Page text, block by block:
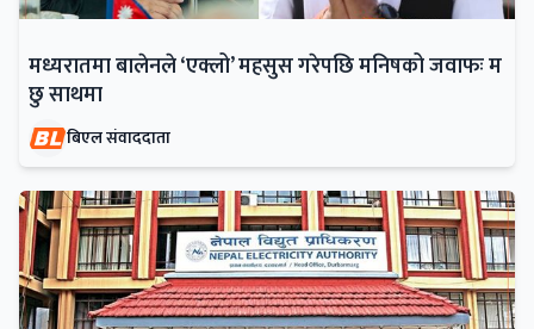
मध्यरातमा बालेनले ‘एक्लो’ महसुस गरेपछि मनिषको जवाफः म
छु साथमा
बिएल संवाददाता